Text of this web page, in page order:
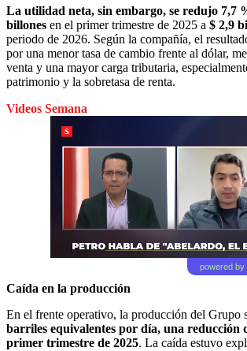
La utilidad neta, sin embargo, se redujo 7,7
billones en el primer trimestre de 2025 a $ 2,9
periodo de 2026. Según la compañía, el
por una menor tasa de cambio frente al dólar,
venta y una mayor carga tributaria,
patrimonio y la sobretasa de renta.
Videos Semana
powered by
Caída en la producción
En el frente operativo, la producción del Grupo
barriles equivalentes por día, una reducción
primer trimestre de 2025. La caída estuvo